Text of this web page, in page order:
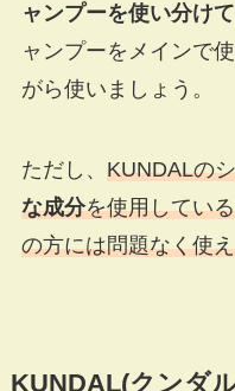
ャンプーを使い分け
ャンプーをメインで
がら使いましょう。
ただし、 KUNDALの
な成分を使用してい
の方には問題なく使
KUNDAL(クンダ